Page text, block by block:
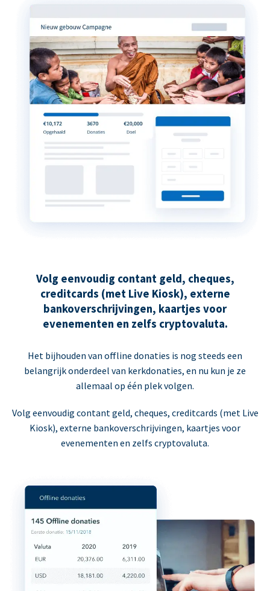
Volg eenvoudig contant geld, cheques,
creditcards (met Live Kiosk), externe
bankoverschrijvingen, kaartjes voor
evenementen en zelfs cryptovaluta.
Het bijhouden van offline donaties is nog steeds een
belangrijk onderdeel van kerkdonaties, en nu kun je ze
allemaal op één plek volgen.
Volg eenvoudig contant geld, cheques, creditcards (met Live
Kiosk), externe bankoverschrijvingen, kaartjes voor
evenementen en zelfs cryptovaluta.